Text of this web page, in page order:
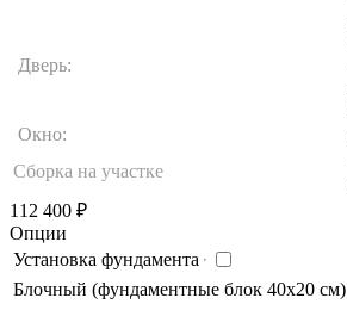
Дверь:
Окно:
Сборка на участке
112 400 ₽
Опции
Установка фундамента
Блочный (фундаментные блок 40х20 см)